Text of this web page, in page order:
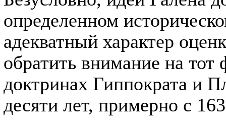
определенном
адекватный характер
обратить внимание на тот
доктринах Гиппократа и
десяти лет, примерно с